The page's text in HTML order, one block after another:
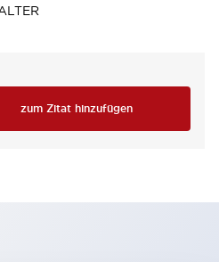
zum Zitat hinzufügen